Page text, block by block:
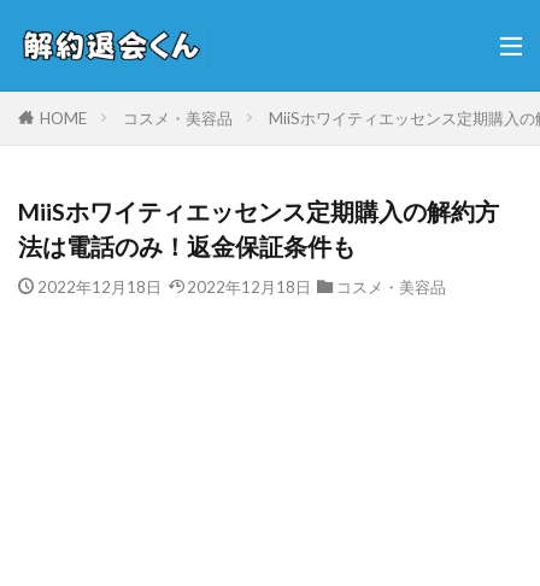
HOME コスメ・美容品 MiiSホワイティエッセンス定期購入
MiiSホワイティエッセンス定期購入の解約方
法は電話のみ！返金保証条件も
2022年12月18日 2022年12月18日 コスメ・美容品